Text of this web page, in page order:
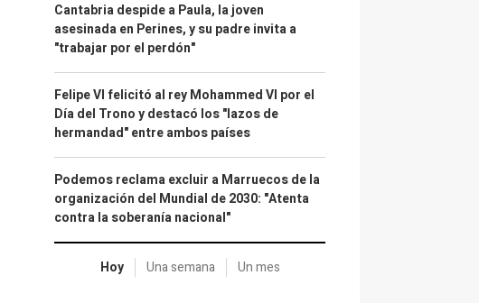
Cantabria despide a Paula, la joven
asesinada en Perines, y su padre invita a
"trabajar por el perdón"
Felipe VI felicitó al rey Mohammed VI por el
Día del Trono y destacó los "lazos de
hermandad" entre ambos países
Podemos reclama excluir a Marruecos de la
organización del Mundial de 2030: "Atenta
contra la soberanía nacional"
Hoy Una semana Un mes